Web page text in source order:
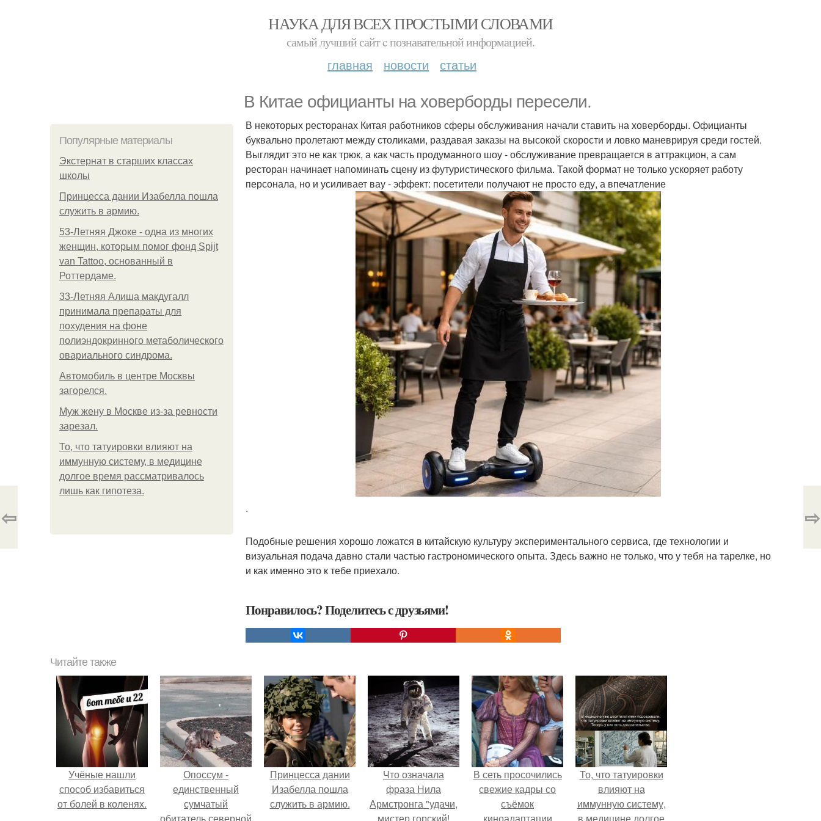
НАУКА ДЛЯ ВСЕХ ПРОСТЫМИ СЛОВАМИ
самый лучший сайт c познавательной информацией.
главная новости статьи
В Китае официанты на ховерборды пересели.
Популярные материалы
Экстернат в старших классах
школы
Принцесса дании Изабелла пошла
служить в армию.
53-Летняя Джоке - одна из многих
женщин, которым помог фонд Spijt
van Tattoo, основанный в
Роттердаме.
33-Летняя Алиша макдугалл
принимала препараты для
похудения на фоне
полиэндокринного метаболического
овариального синдрома.
Автомобиль в центре Москвы
загорелся.
Mуж жену в Москве из-за ревности
зарезал.
То, что татуировки влияют на
иммунную систему, в медицине
долгое время рассматривалось
лишь как гипотеза.
В некоторых ресторанах Китая работников сферы обслуживания начали ставить на ховерборды. Официанты
буквально пролетают между столиками, раздавая заказы на высокой скорости и ловко маневрируя среди гостей.
Выглядит это не как трюк, а как часть продуманного шоу - обслуживание превращается в аттракцион, а сам
ресторан начинает напоминать сцену из футуристического фильма. Такой формат не только ускоряет работу
персонала, но и усиливает вау - эффект: посетители получают не просто еду, а впечатление
.
Подобные решения хорошо ложатся в китайскую культуру экспериментального сервиса, где технологии и
визуальная подача давно стали частью гастрономического опыта. Здесь важно не только, что у тебя на тарелке, но
и как именно это к тебе приехало.
Понравилось? Поделитесь с друзьями!
⇦ ⇨
Читайте также
Учёные нашли
способ избавиться
от болей в коленях.
Опоссум -
единственный
сумчатый
Принцесса дании
Изабелла пошла
служить в армию.
Что означала
фраза Нила
Армстронга "удачи,
В сеть просочились
свежие кадры со
съёмок
То, что татуировки
влияют на
иммунную систему,